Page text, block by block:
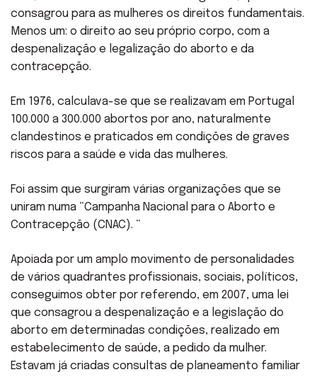
consagrou para as mulheres os direitos fundamentais.
Menos um: o direito ao seu próprio corpo, com a
despenalização e legalização do aborto e da
contracepção.
Em 1976, calculava-se que se realizavam em Portugal
100.000 a 300.000 abortos por ano, naturalmente
clandestinos e praticados em condições de graves
riscos para a saúde e vida das mulheres.
Foi assim que surgiram várias organizações que se
uniram numa “Campanha Nacional para o Aborto e
Contracepção (CNAC). “
Apoiada por um amplo movimento de personalidades
de vários quadrantes profissionais, sociais, políticos,
conseguimos obter por referendo, em 2007, uma lei
que consagrou a despenalização e a legislação do
aborto em determinadas condições, realizado em
estabelecimento de saúde, a pedido da mulher.
Estavam já criadas consultas de planeamento familiar